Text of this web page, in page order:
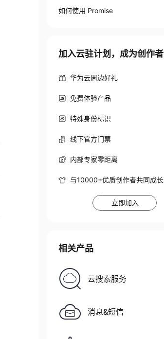
如何使用 Promise
加入云驻计划，成为创作者
华为云周边好礼
免费体验产品
特殊身份标识
线下官方门票
内部专家零距离
与10000+优质创作者共同成长
立即加入
相关产品
云搜索服务
消息&短信